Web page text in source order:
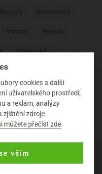
Recepty Regenerace
Vánoce Weleda
Životní styl
cookies a další
uživatelského prostředí,
a reklam, analýzy
zjištění zdroje
můžete přečíst zde.
vším